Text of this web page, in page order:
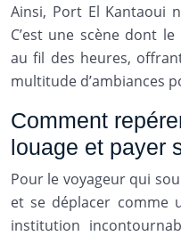
Ainsi, Port El Kantaoui
C’est une scène dont
au fil des heures,
multitude d’ambiances
Comment
louage et payer
Pour le voyageur qui
et se déplacer comme
institution